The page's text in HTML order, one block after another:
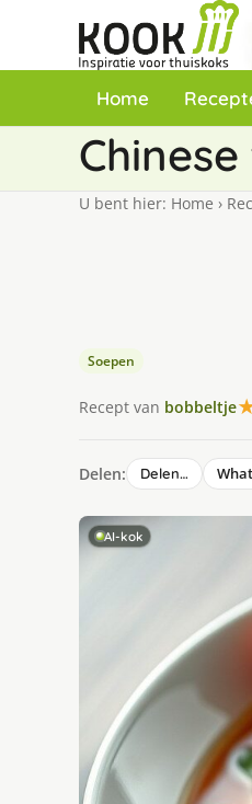
Home
U bent hier: Home ›
Soepen
Recept van bobbeltje
Delen: Delen…
AI-kok